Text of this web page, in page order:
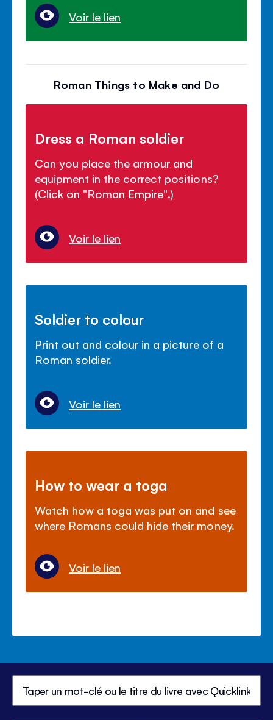
Voir le lien
Roman Things to Make and Do
Dress a Roman soldier
Can you place the armour and
equipment in the correct positions?
(Click on "Roman Empire".)
Voir le lien
Soldier to colour
Print out and colour in a picture of a
Roman soldier.
Voir le lien
How to wear a toga
Watch how a toga was put on and see
where Romans could hide their money.
Voir le lien